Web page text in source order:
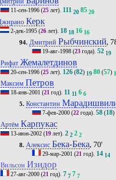
11-сен-1996(25лет). 111 20 85 20
Керк
2-дек-1995(26лет). 18 18 16 16
94. Дмитрий Рыбчинский,
19-авг-1998 (23 года).52 19
Рифат Жемалетдинов
20-сен-1996(25лет). 126(82) 19 80(57)
Максим Петров
18-янв-2001 (21год). 11 11 6 6
5. Константин
7-фев-2000 (22 года).58 (18)
Артём Карпукас
13-июн-2002(19лет). 2 2 2 2
8. Алексис Бека-Бека, 70'
29-мар-2001 (21 год). 14 14
Вильсон Изидор
27-авг-2000(21год). 7 7 7 7